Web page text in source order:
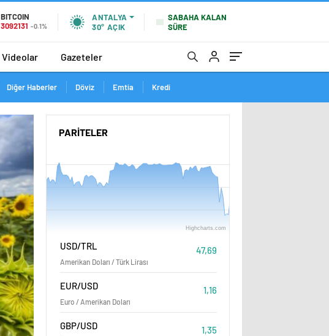
BITCOIN
3092131 -0.1%
ANTALYA
30° AÇIK
SABAHA KALAN
SÜRE
Videolar Gazeteler
Diğer Haberler Döviz Emtia Kredi
Çanakkale Köprüsü'nde
payı 2024'te yüzde 84 oldu
PARİTELER
7. Ağustos
47.69
47.695
47.7
47.71
Highcharts.com
USD/TRL
Amerikan Doları / Türk Lirası
47,69
EUR/USD
Euro / Amerikan Doları
1,16
GBP/USD 1,35